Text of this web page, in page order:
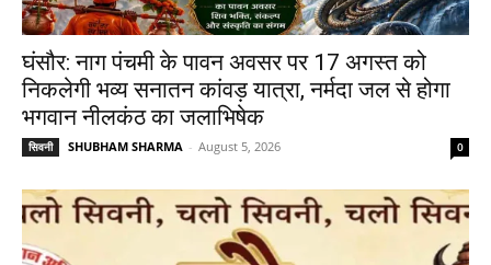
घंसौर: नाग पंचमी के पावन अवसर पर 17 अगस्त को
निकलेगी भव्य सनातन कांवड़ यात्रा, नर्मदा जल से होगा
भगवान नीलकंठ का जलाभिषेक
सिवनी SHUBHAM SHARMA - August 5, 2026 0